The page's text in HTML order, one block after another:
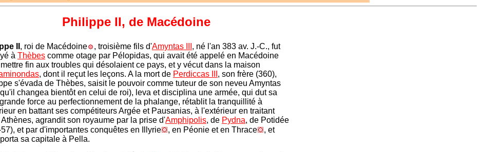
Philippe II, de Macédoine
II , roi de Macédoine , troisième fils d'Amyntas III , né l'an 383 av. J.-C., fut
à Thèbes comme otage par Pélopidas, qui avait été appelé en Macédoine
fin aux troubles qui désolaient ce pays, et y vécut dans la maison
, dont il reçut les leçons. A la mort de Perdiccas III , son frère (360),
s'évada de Thèbes, saisit le pouvoir comme tuteur de son neveu Amyntas
changea bientôt en celui de roi), leva et disciplina une armée, qui dut sa
force au perfectionnement de la phalange, rétablit la tranquillité à
en battant ses compétiteurs Argée et Pausanias, à l'extérieur en traitant
agrandit son royaume par la prise d'Amphipolis, de Pydna, de Potidée
et par d'importantes conquêtes en Illyrie
, en Péonie et en Thrace
, et
sa capitale à Pella.